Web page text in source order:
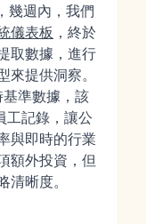
幾週內，我們
儀表板 ，終於
取數據，進行
提供洞察。
準數據，該
工記錄，讓公
與即時的行業
額外投資，但
晰度。